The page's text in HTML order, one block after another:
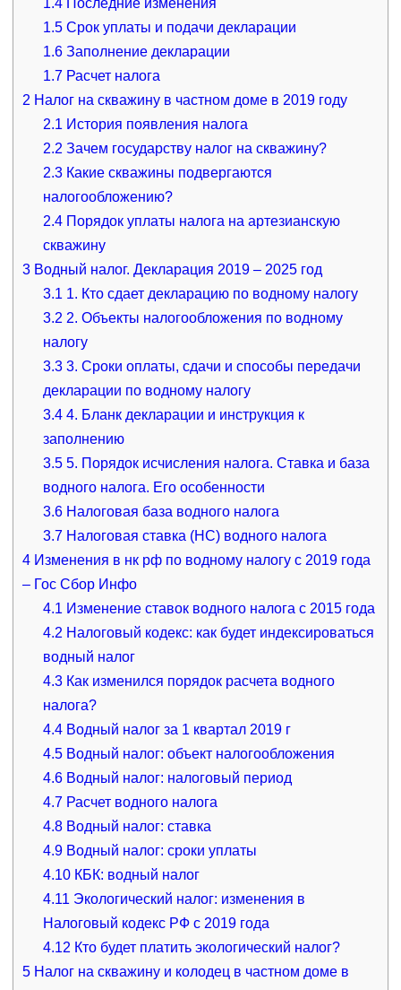
1.5 Срок уплаты и подачи декларации
1.6 Заполнение декларации
1.7 Расчет налога
2 Налог на скважину в частном доме в 2019 году
2.1 История появления налога
2.2 Зачем государству налог на скважину?
2.3 Какие скважины подвергаются
налогообложению?
2.4 Порядок уплаты налога на артезианскую
скважину
3Водный налог. Декларация 2019 – 2025 год
3.1 1. Кто сдает декларацию по водному налогу
3.2 2. Объекты налогообложения по водному
налогу
3.3 3. Сроки оплаты, сдачи и способы передачи
декларации по водному налогу
3.4 4. Бланк декларации и инструкция к
заполнению
3.5 5. Порядок исчисления налога. Ставка и база
водного налога. Его особенности
3.6 Налоговая база водного налога
3.7 Налоговая ставка (НС) водного налога
4Изменения в нк рф по водному налогу c 2019 года
– Гос Сбор Инфо
4.1 Изменение ставок водного налога с 2015 года
4.2 Налоговый кодекс: как будет индексироваться
водный налог
4.3 Как изменился порядок расчета водного
налога?
4.4 Водный налог за 1 квартал 2019 г
4.5 Водный налог: объект налогообложения
4.6 Водный налог: налоговый период
4.7 Расчет водного налога
4.8 Водный налог: ставка
4.9 Водный налог: сроки уплаты
4.10 КБК: водный налог
4.11 Экологический налог: изменения в
Налоговый кодекс РФ с 2019 года
4.12 Кто будет платить экологический налог?
5Налог на скважину и колодец в частном доме в